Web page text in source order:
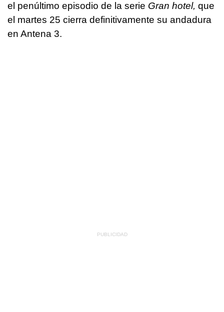
el penúltimo episodio de la serie Gran hotel, que
el martes 25 cierra definitivamente su andadura
en Antena 3.